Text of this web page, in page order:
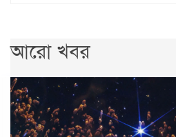
আরো খবর